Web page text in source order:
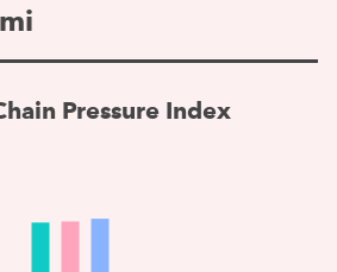
Pressure Index